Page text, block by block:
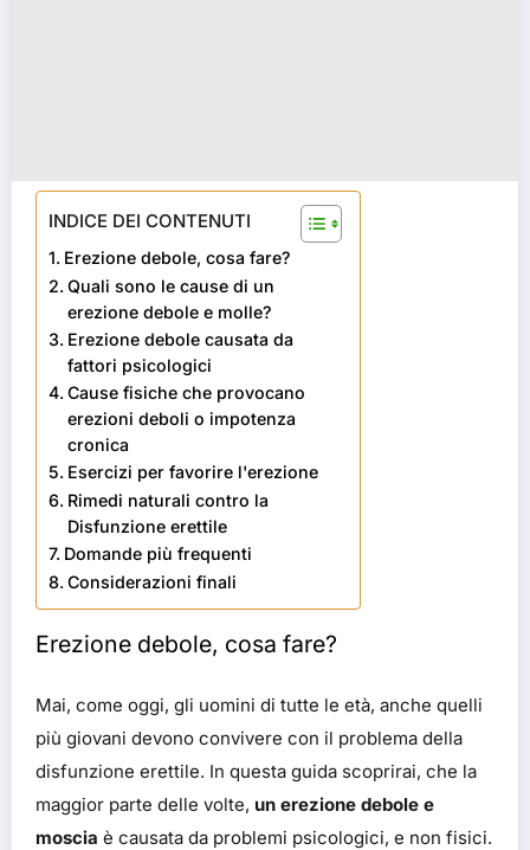
INDICE DEI CONTENUTI
Erezione debole, cosa fare?
Quali sono le cause di un
erezione debole e molle?
Erezione debole causata da
fattori psicologici
Cause fisiche che provocano
erezioni deboli o impotenza
cronica
Esercizi per favorire l'erezione
Rimedi naturali contro la
Disfunzione erettile
Domande più frequenti
Considerazioni finali
Erezione debole, cosa fare?
Mai, come oggi, gli uomini di tutte le età, anche quelli
più giovani devono convivere con il problema della
disfunzione erettile. In questa guida scoprirai, che la
maggior parte delle volte, un erezione debole e
moscia è causata da problemi psicologici, e non fisici.